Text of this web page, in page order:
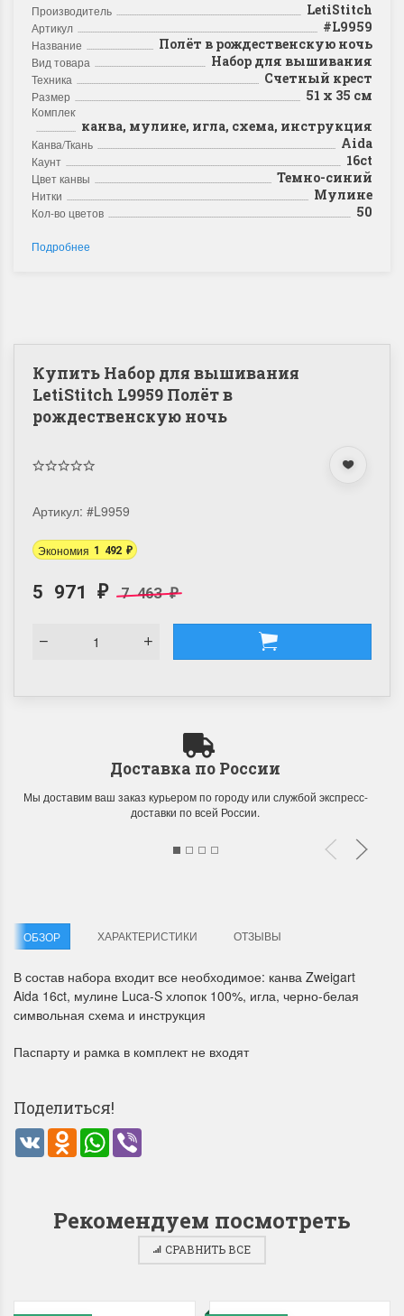
Летние Скидки
честь первого летнего дня
Чудетство...
1 июня 2024 11:29
22 мая 2024 13:01
Производитель LetiStitch
Артикул #L9959
Название Полёт в рождественскую ночь
Вид товара Набор для вышивания
Техника Счетный крест
Размер 51 х 35 см
Комплектация
канва, мулине, игла, схема, инструкция
Канва/Ткань Aida
Каунт 16ct
Цвет канвы Темно-синий
Нитки Мулине
Кол-во цветов 50
Подробнее
Купить Набор для вышивания
LetiStitch L9959 Полёт в
рождественскую ночь
Артикул: #L9959
Экономия 1 492 ₽
5 971 ₽ 7 463₽
Доставка по России
Мы доставим ваш заказ курьером по городу или службой экспресс-
доставки по всей России.
ОБЗОР ХАРАКТЕРИСТИКИ ОТЗЫВЫ
В состав набора входит все необходимое: канва Zweigart
Aida 16ct, мулине Luca-S хлопок 100%, игла, черно-белая
символьная схема и инструкция
Паспарту и рамка в комплект не входят
Поделиться!
VK Odnoklassniki
WhatsApp
Рекомендуем посмотреть
СРАВНИТЬ ВСЕ